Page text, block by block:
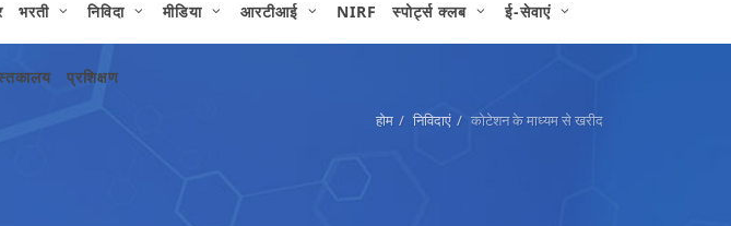
भरती निविदा मीडिया आरटीआई NIRF स्पोर्ट्स क्लब ई-सेवाएं
प्रशिक्षण
होम निविदाएं कोटेशन के माध्यम से खरीद